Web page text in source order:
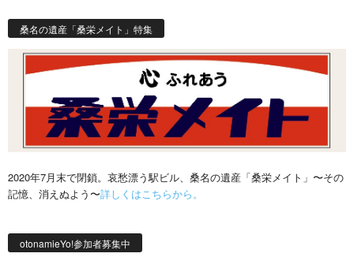
桑名の遺産「桑栄メイト」特集
2020年7月末で閉鎖。哀愁漂う駅ビル、桑名の遺産「桑栄メイト」〜その
記憶、消えぬよう〜詳しくはこちらから。
otonamieYo!参加者募集中